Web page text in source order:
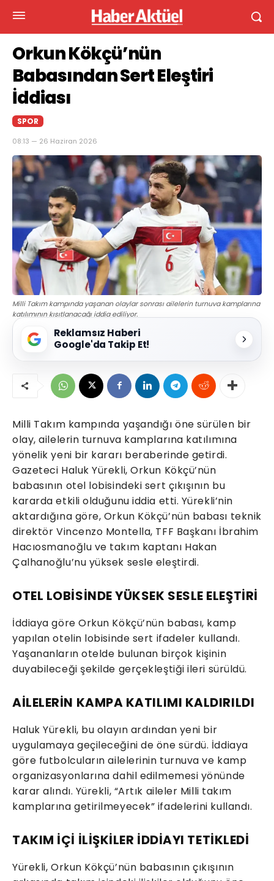
Orkun Kökçü’nün
Babasından Sert Eleştiri
İddiası
SPOR
08:13 — 26 Haziran 2026
Milli Takım kampında yaşanan olaylar sonrası ailelerin turnuva kamplarına
katılımının kısıtlanacağı iddia ediliyor.
Reklamsız Haberi
Google'da Takip Et!
Milli Takım kampında yaşandığı öne sürülen bir
olay, ailelerin turnuva kamplarına katılımına
yönelik yeni bir kararı beraberinde getirdi.
Gazeteci Haluk Yürekli, Orkun Kökçü’nün
babasının otel lobisindeki sert çıkışının bu
kararda etkili olduğunu iddia etti. Yürekli’nin
aktardığına göre, Orkun Kökçü’nün babası teknik
direktör Vincenzo Montella, TFF Başkanı İbrahim
Hacıosmanoğlu ve takım kaptanı Hakan
Çalhanoğlu’nu yüksek sesle eleştirdi.
OTEL LOBİSİNDE YÜKSEK SESLE ELEŞTİRİ
İddiaya göre Orkun Kökçü’nün babası, kamp
yapılan otelin lobisinde sert ifadeler kullandı.
Yaşananların otelde bulunan birçok kişinin
duyabileceği şekilde gerçekleştiği ileri sürüldü.
AİLELERİN KAMPA KATILIMI KALDIRILDI
Haluk Yürekli, bu olayın ardından yeni bir
uygulamaya geçileceğini de öne sürdü. İddiaya
göre futbolcuların ailelerinin turnuva ve kamp
organizasyonlarına dahil edilmemesi yönünde
karar alındı. Yürekli, “Artık aileler Milli takım
kamplarına getirilmeyecek” ifadelerini kullandı.
TAKIM İÇİ İLİŞKİLER İDDİAYI TETİKLEDİ
Yürekli, Orkun Kökçü’nün babasının çıkışının